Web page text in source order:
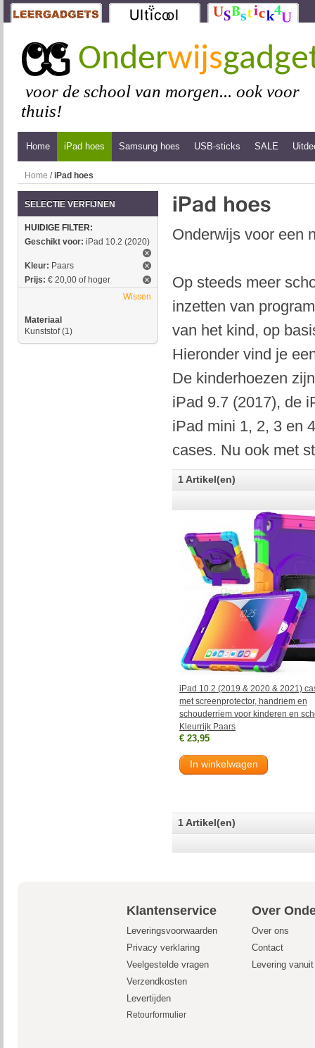
Onderwijs
voor de school van morgen... ook voor
thuis!
Home iPad hoes Samsung hoes USB-sticks SALE
Home /iPad hoes
Onderwijs voor een
Op steeds meer
inzetten van
van het kind, op
Hieronder vind je
De kinderhoezen
iPad 9.7 (2017), de
iPad mini 1, 2, 3 en
cases. Nu ook met
1 Artikel(en)
iPad 10.2 (2019 & 2020 & 2021)
met screenprotector, handriem en
schouderriem voor kinderen en
Kleurrijk Paars
€ 23,95
In winkelwagen
1 Artikel(en)
SELECTIE VERFIJNEN
HUIDIGE FILTER:
Geschikt voor: iPad 10.2 (2020)
Kleur: Paars
Prijs: € 20,00 of hoger
Wissen
Materiaal
Kunststof(1)
Klantenservice Over
Leveringsvoorwaarden
Over ons
Privacy verklaring
Contact
Veelgestelde vragen
Levering
Verzendkosten
Levertijden
Retourformulier